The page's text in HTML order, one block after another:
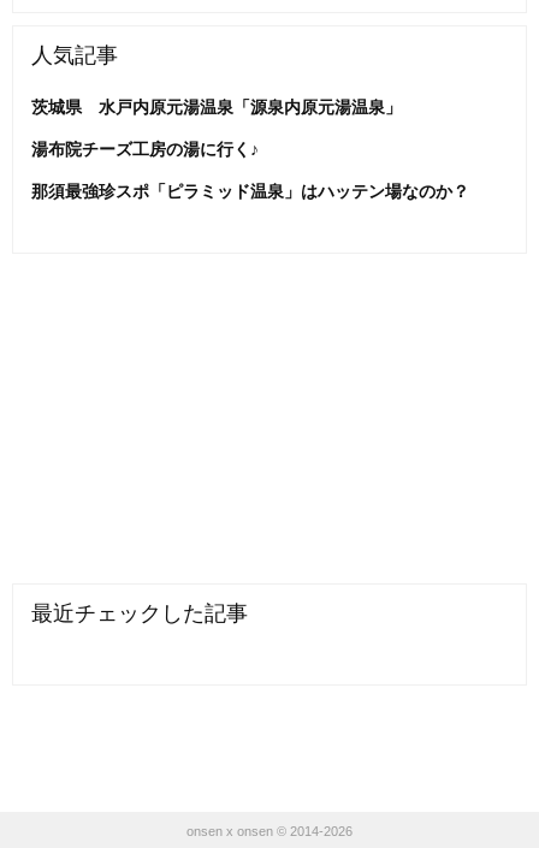
人気記事
茨城県 水戸内原元湯温泉「源泉内原元湯温泉」
湯布院チーズ工房の湯に行く♪
那須最強珍スポ「ピラミッド温泉」はハッテン場なのか？
最近チェックした記事
onsen x onsen © 2014-2026